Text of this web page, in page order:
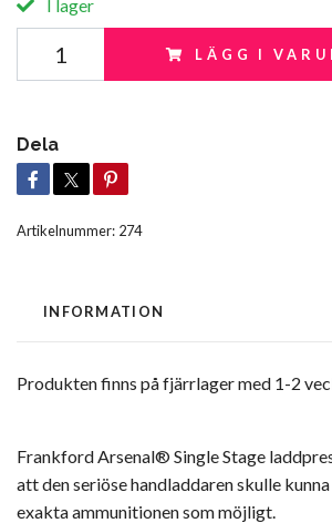
I lager
LÄGG I
Dela
Artikelnummer: 274
INFORMATION
Produkten finns på fjärrlager med 1-2
Frankford Arsenal® Single Stage
att den seriöse handladdaren skulle
exakta ammunitionen som möjligt.